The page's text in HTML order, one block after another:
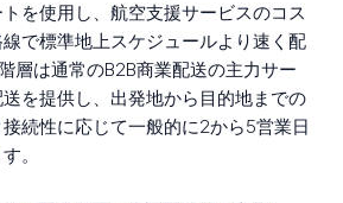
を使用し、航空支援サービスのコス
で標準地上スケジュールより速く配
層は通常のB2B商業配送の主力サー
を提供し、出発地から目的地までの
続性に応じて一般的に2から5営業日
。